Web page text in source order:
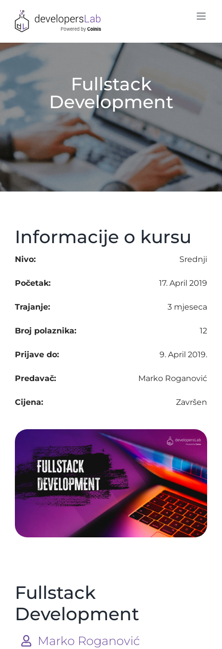
content
Fullstack
Development
Informacije o kursu
Nivo: Srednji
Početak: 17. April 2019
Trajanje: 3 mjeseca
Broj polaznika: 12
Prijave do: 9. April 2019.
Predavač: Marko Roganović
Cijena: Završen
Fullstack
Development
Marko Roganović